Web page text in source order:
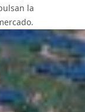
la